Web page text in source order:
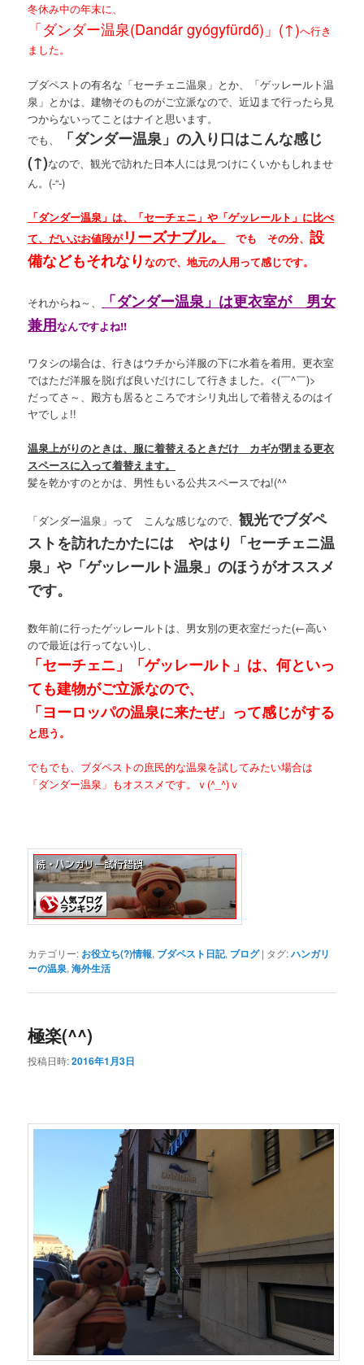
冬休み中の年末に、
「ダンダー温泉(Dandár gyógyfürdő)」(↑)へ行き
ました。
ブダペストの有名な「セーチェニ温泉」とか、「ゲッレールト温
泉」とかは、建物そのものがご立派なので、近辺まで行ったら見
つからないってことはナイと思います。
でも、
「ダンダー温泉」の入り口はこんな感じ
(↑)なので、観光で訪れた日本人には見つけにくいかもしれませ
ん。(-“-)
「ダンダー温泉」は、「セーチェニ」や「ゲッレールト」に比べ
て、だいぶお値段がリーズナブル。 でも その分、設
備などもそれなりなので、地元の人用って感じです。
それからね～、
「ダンダー温泉」は更衣室が 男女
兼用なんですよね!!
ワタシの場合は、行きはウチから洋服の下に水着を着用。更衣室
ではただ洋服を脱げば良いだけにして行きました。<(￣^￣)>
だってさ～、殿方も居るところでオシリ丸出しで着替えるのはイ
ヤでしょ!!
温泉上がりのときは、服に着替えるときだけ カギが閉まる更衣
スペースに入って着替えます。
髪を乾かすのとかは、男性もいる公共スペースでね!(^^ゞ
「ダンダー温泉」って こんな感じなので、観光でブダペ
ストを訪れたかたには やはり「セーチェニ温
泉」や「ゲッレールト温泉」のほうがオススメ
です。
数年前に行ったゲッレールトは、男女別の更衣室だった(←高い
ので最近は行ってない)し、
「セーチェニ」「ゲッレールト」は、何といっ
ても建物がご立派なので、
「ヨーロッパの温泉に来たぜ」って感じがする
と思う。
でもでも、ブダペストの庶民的な温泉を試してみたい場合は
「ダンダー温泉」もオススメです。ｖ(^_^)ｖ
カテゴリー: お役立ち(?)情報, ブダペスト日記, ブログ | タグ:ハンガリ
ーの温泉,海外生活
極楽(^^)
投稿日時:2016年1月3日